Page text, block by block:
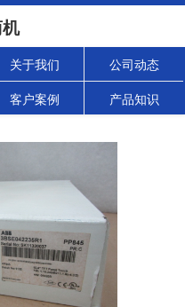
关于我们 公司动态
客户案例 产品知识